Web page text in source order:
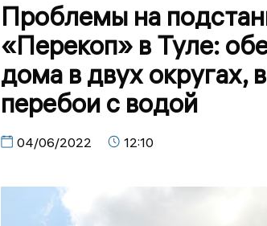
Проблемы на
«Перекоп» в Туле:
дома в двух округах,
перебои с водой
04/06/2022 12:10